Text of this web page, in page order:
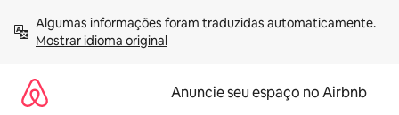
para
Mostrar idioma original
Anuncie seu espaço no Airbnb